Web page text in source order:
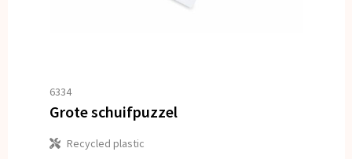
6334
Grote schuifpuzzel
Recycled plastic